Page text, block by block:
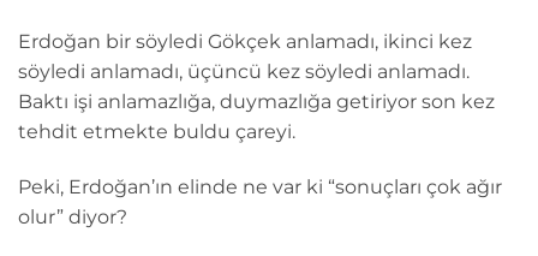
Erdoğan bir söyledi Gökçek anlamadı, ikinci kez
söyledi anlamadı, üçüncü kez söyledi anlamadı.
Baktı işi anlamazlığa, duymazlığa getiriyor son kez
tehdit etmekte buldu çareyi.
Peki, Erdoğan’ın elinde ne var ki “sonuçları çok ağır
olur” diyor?